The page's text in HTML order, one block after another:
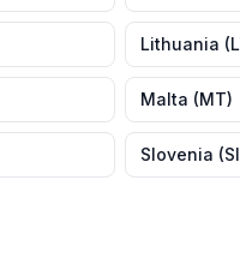
Lithuania (
Malta (MT)
Slovenia (SI